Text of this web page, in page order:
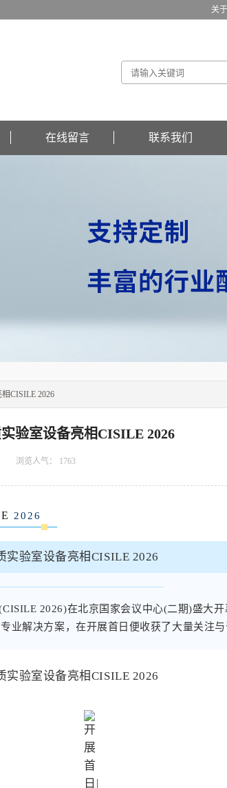
关
在线留言 联系我们
CISILE 2026
验室设备亮相CISILE 2026
浏览人气： 1763
2026
2026)在北京国家会议中心(二期)盛大开
业解决方案，在开展首日便收获了大量关注与